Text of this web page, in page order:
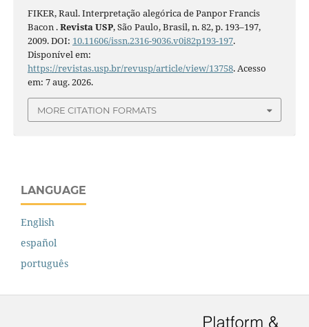
FIKER, Raul. Interpretação alegórica de Panpor Francis
Bacon .Revista USP, São Paulo, Brasil, n. 82, p. 193–197,
2009. DOI: 10.11606/issn.2316-9036.v0i82p193-197.
Disponível em:
https://revistas.usp.br/revusp/article/view/13758. Acesso
em: 7 aug. 2026.
MORE CITATION FORMATS
LANGUAGE
English
español
português